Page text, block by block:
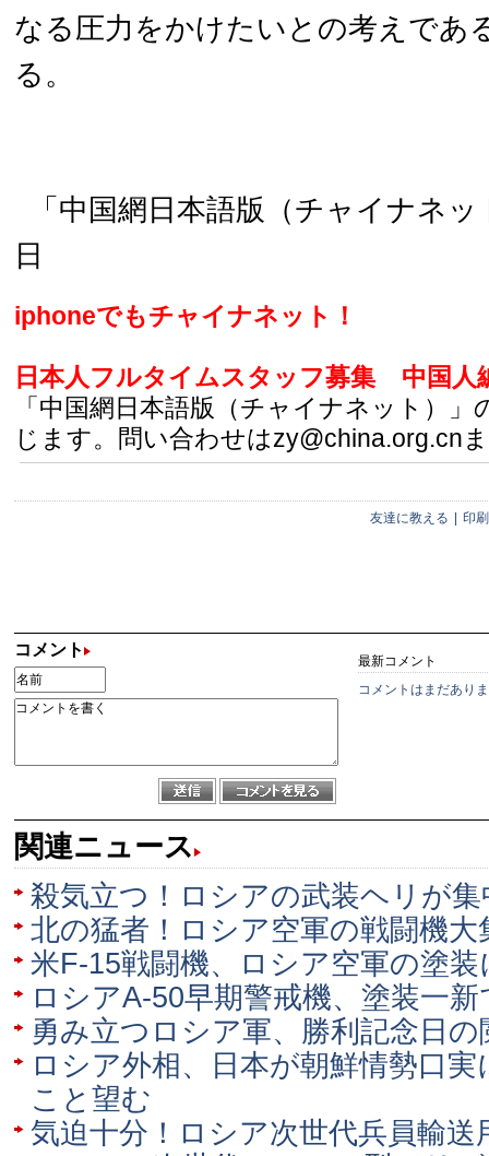
なる圧力をかけたいとの考えであ
る。
「中国網日本語版（チャイナネ
日
iphoneでもチャイナネット！
日本人フルタイムスタッフ募集
中国人
「中国網日本語版（チャイナネット）」
じます。問い合わせはzy@china.org.cn
友達に教える 印刷
コメント
最新コメント
コメントはまだあり
関連ニュース
殺気立つ！ロシアの武装ヘリが集
北の猛者！ロシア空軍の戦闘機大
米F-15戦闘機、ロシア空軍の塗装
ロシアA-50早期警戒機、塗装一
勇み立つロシア軍、勝利記念日の
ロシア外相、日本が朝鮮情勢口
こと望む
気迫十分！ロシア次世代兵員輸送